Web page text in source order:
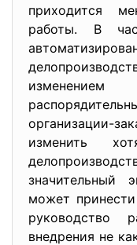
приходится
работы. В
изменить
значительный
может
руководство
внедрения не